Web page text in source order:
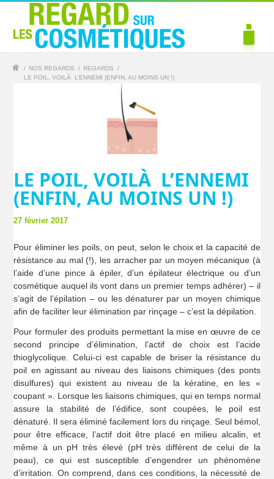
/ NOS REGARDS / REGARDS
/
LE POIL, VOILÀ L’ENNEMI (ENFIN, AU MOINS UN !)
LE POIL, VOILÀ L’ENNEMI
(ENFIN, AU MOINS UN !)
27 février 2017
Pour éliminer les poils, on peut, selon le choix et la capacité de
résistance au mal (!), les arracher par un moyen mécanique (à
l’aide d’une pince à épiler, d’un épilateur électrique ou d’un
cosmétique auquel ils vont dans un premier temps adhérer) – il
s’agit de l’épilation – ou les dénaturer par un moyen chimique
afin de faciliter leur élimination par rinçage – c’est la dépilation.
Pour formuler des produits permettant la mise en œuvre de ce
second principe d’élimination, l’actif de choix est l’acide
thioglycolique. Celui-ci est capable de briser la résistance du
poil en agissant au niveau des liaisons chimiques (des ponts
disulfures) qui existent au niveau de la kératine, en les «
coupant ». Lorsque les liaisons chimiques, qui en temps normal
assure la stabilité de l’édifice, sont coupées, le poil est
dénaturé. Il sera éliminé facilement lors du rinçage. Seul bémol,
pour être efficace, l’actif doit être placé en milieu alcalin, et
même à un pH très élevé (pH très différent de celui de la
peau), ce qui est susceptible d’engendrer un phénomène
d’irritation. On comprend, dans ces conditions, la nécessité de